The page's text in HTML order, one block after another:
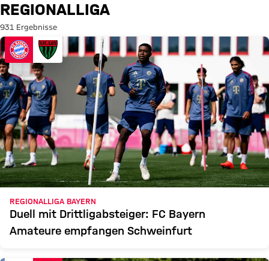
Suche: Regionalliga
REGIONALLIGA
931 Ergebnisse
REGIONALLIGA BAYERN
Duell mit Drittligabsteiger: FC Bayern
Amateure empfangen Schweinfurt